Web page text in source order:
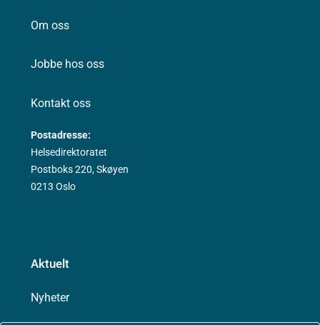
Om oss
Jobbe hos oss
Kontakt oss
Postadresse:
Helsedirektoratet
Postboks 220, Skøyen
0213 Oslo
Aktuelt
Nyheter